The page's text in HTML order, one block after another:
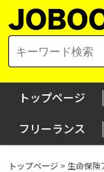
Skip
to
for:
トップページ
フリーランス
トップページ > 生命保険